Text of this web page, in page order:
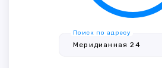
Поиск по адресу